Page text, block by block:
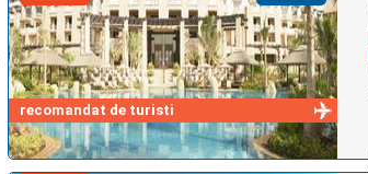
recomandat de turisti